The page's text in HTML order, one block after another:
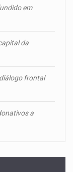
em
da
frontal
a